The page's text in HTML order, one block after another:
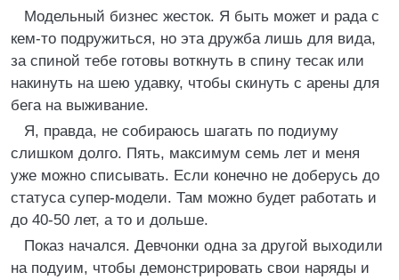
Модельный бизнес жесток. Я быть может и рада с
кем-то подружиться, но эта дружба лишь для вида,
за спиной тебе готовы воткнуть в спину тесак или
накинуть на шею удавку, чтобы скинуть с арены для
бега на выживание.
Я, правда, не собираюсь шагать по подиуму
слишком долго. Пять, максимум семь лет и меня
уже можно списывать. Если конечно не доберусь до
статуса супер-модели. Там можно будет работать и
до 40-50 лет, а то и дольше.
Показ начался. Девчонки одна за другой выходили
на подуим, чтобы демонстрировать свои наряды и